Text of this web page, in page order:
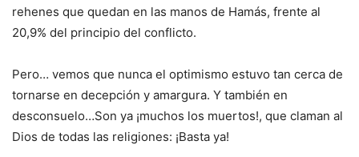
rehenes que quedan en las manos de Hamás, frente al
20,9% del principio del conflicto.
Pero… vemos que nunca el optimismo estuvo tan cerca de
tornarse en decepción y amargura. Y también en
desconsuelo…Son ya ¡muchos los muertos!, que claman al
Dios de todas las religiones: ¡Basta ya!